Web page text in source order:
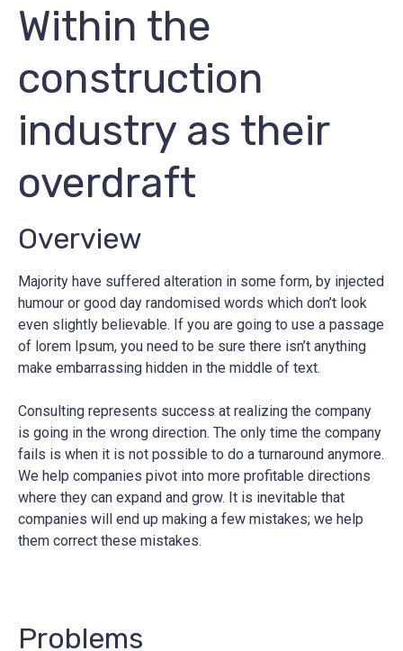
Within the
construction
industry as their
overdraft
Overview
Majority have suffered alteration in some form, by injected
humour or good day randomised words which don’t look
even slightly believable. If you are going to use a passage
of lorem Ipsum, you need to be sure there isn’t anything
make embarrassing hidden in the middle of text.
Consulting represents success at realizing the company
is going in the wrong direction. The only time the company
fails is when it is not possible to do a turnaround anymore.
We help companies pivot into more profitable directions
where they can expand and grow. It is inevitable that
companies will end up making a few mistakes; we help
them correct these mistakes.
Problems